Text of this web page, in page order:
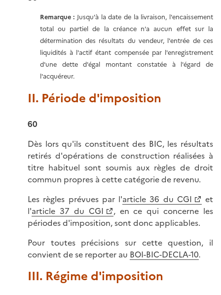
Remarque :Jusqu'à la date de la livraison, l'encaissement
total ou partiel de la créance n'a aucun effet sur la
détermination des résultats du vendeur, l'entrée de ces
liquidités à l'actif étant compensée par l'enregistrement
d'une dette d'égal montant constatée à l'égard de
l'acquéreur.
II. Période d'imposition
60
Dès lors qu'ils constituent des BIC, les résultats
retirés d'opérations de construction réalisées à
titre habituel sont soumis aux règles de droit
commun propres à cette catégorie de revenu.
Les règles prévues par l'article 36 du CGI
et
l'article 37 du CGI
, en ce qui concerne les
périodes d'imposition, sont donc applicables.
Pour toutes précisions sur cette question, il
convient de se reporter au BOI-BIC-DECLA-10.
III. Régime d'imposition